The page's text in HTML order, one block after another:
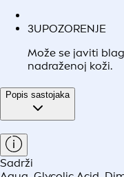
3UPOZORENJE
Može se javiti
nadraženoj koži.
Popis sastojaka
Sadrži